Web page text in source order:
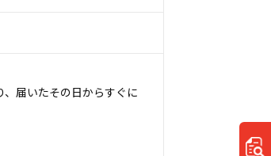
届いたその日からすぐに